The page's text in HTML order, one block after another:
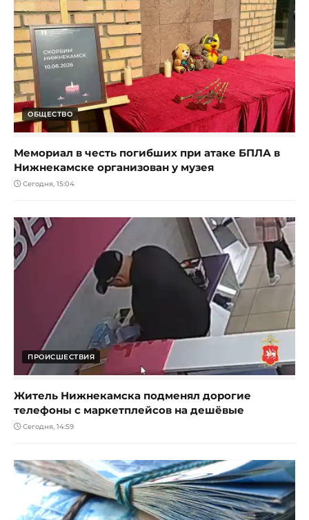
ОБЩЕСТВО
Мемориал в честь погибших при атаке БПЛА в
Нижнекамске организован у музея
Сегодня, 15:04
ПРОИСШЕСТВИЯ
Житель Нижнекамска подменял дорогие
телефоны с маркетплейсов на дешёвые
Сегодня, 14:59